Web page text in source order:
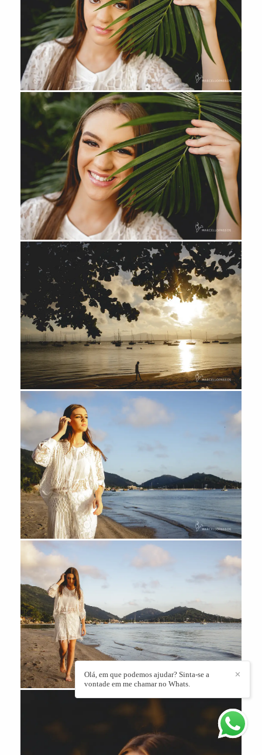
✕
Olá, em que podemos ajudar? Sinta-se a
vontade em me chamar no Whats.